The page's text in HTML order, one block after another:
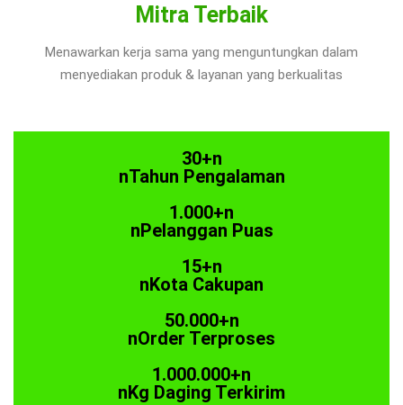
Mitra Terbaik
Menawarkan kerja sama yang menguntungkan dalam
menyediakan produk & layanan yang berkualitas
30+n
nTahun Pengalaman
1.000+n
nPelanggan Puas
15+n
nKota Cakupan
50.000+n
nOrder Terproses
1.000.000+n
nKg Daging Terkirim